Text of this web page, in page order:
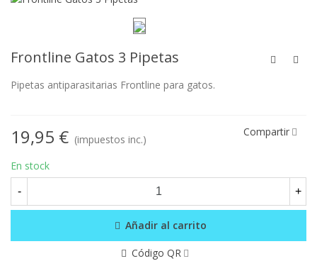
Frontline Gatos 3 Pipetas
Pipetas antiparasitarias Frontline para gatos.
19,95 € (impuestos inc.)
Compartir
En stock
- +
Añadir al carrito
Código QR